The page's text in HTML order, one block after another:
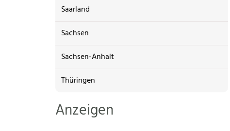
Saarland
Sachsen
Sachsen-Anhalt
Thüringen
Anzeigen